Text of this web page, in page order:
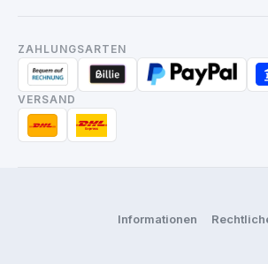
ZAHLUNGSARTEN
VERSAND
Informationen